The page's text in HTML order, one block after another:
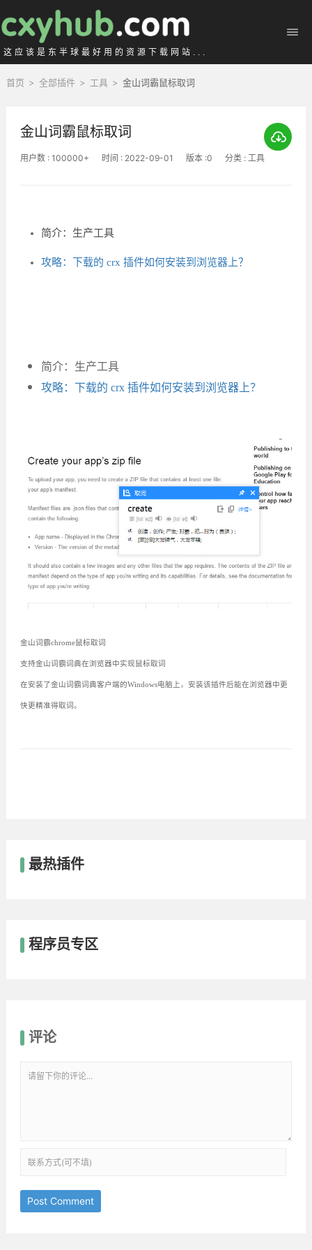
这应该是东半球最好用的资源下载网站...
首页 > 全部插件 > 工具 > 金山词霸鼠标取词
金山词霸鼠标取词
用户数 : 100000+ 时间 : 2022-09-01 版本 :0 分类 : 工具
简介：生产工具
攻略：下载的 crx 插件如何安装到浏览器上？
简介：生产工具
攻略：下载的 crx 插件如何安装到浏览器上？
金山词霸chrome鼠标取词
支持金山词霸词典在浏览器中实现鼠标取词
在安装了金山词霸词典客户端的Windows电脑上，安装该插件后能在浏览器中更
快更精准得取词。
最热插件
程序员专区
评论
Post Comment